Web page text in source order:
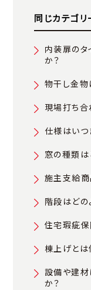
同じカテゴ
内装扉のタ
か？
物干し金物
現場打ち合
仕様はいつ
窓の種類は
施主支給商
階段はどの
住宅瑕疵保
棟上げとは
設備や建材
か？